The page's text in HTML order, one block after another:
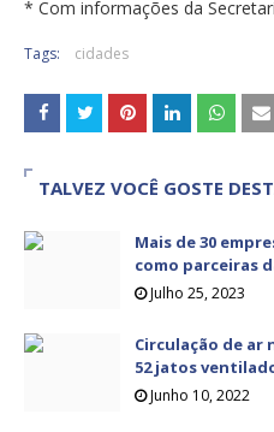
* Com informações da
Tags: cidades
TALVEZ VOCÊ GOSTE
Mais de 30
como parceiras
Julho 25, 2023
Circulação de
52 jatos
Junho 10, 2022